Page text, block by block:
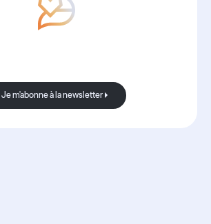
Je m'abonne à la newsletter
Je m'abonne à la newsletter